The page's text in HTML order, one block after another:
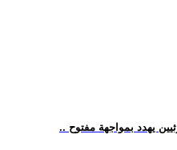
يهدد بمواجهة مفتوح